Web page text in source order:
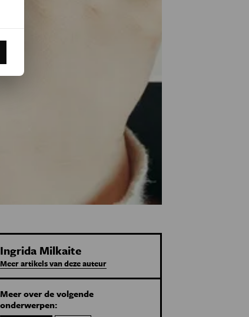
Ingrida Milkaite
Meer artikels van deze auteur
Meer over de volgende
onderwerpen: